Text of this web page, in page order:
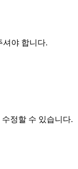
셔야 합니다.
정할 수 있습니다.